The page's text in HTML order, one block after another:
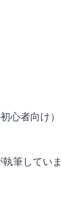
心者向け）
筆していま